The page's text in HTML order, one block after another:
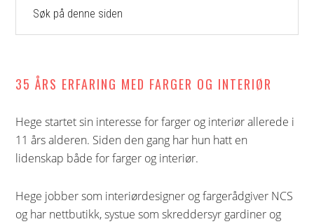
denne
35 ÅRS ERFARING MED FARGER OG INTERIØR
Hege startet sin interesse for farger og interiør allerede i
11 års alderen. Siden den gang har hun hatt en
lidenskap både for farger og interiør.
Hege jobber som interiørdesigner og fargerådgiver NCS
og har nettbutikk, systue som skreddersyr gardiner og